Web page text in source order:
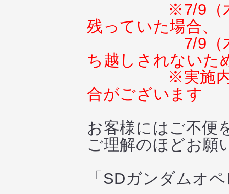
※7/9（
残っていた場合、
7/9（
ち越しされないた
※実施
合がございます
お客様にはご不便
ご理解のほどお願
「SDガンダムオ